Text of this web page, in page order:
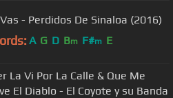
- Perdidos De Sinaloa (2016)
A G D Bm F#m E
La Vi Por La Calle & Que Me
El Diablo - El Coyote y su Banda